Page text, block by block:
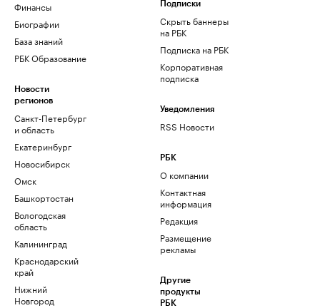
Финансы
Биографии
База знаний
РБК Образование
Новости
регионов
Санкт-Петербург
и область
Екатеринбург
Новосибирск
Омск
Башкортостан
Вологодская
область
Калининград
Краснодарский
край
Нижний
Новгород
Подписки
Скрыть баннеры
на РБК
Подписка на РБК
Корпоративная
подписка
Уведомления
RSS Новости
РБК
О компании
Контактная
информация
Редакция
Размещение
рекламы
Другие
продукты
РБК